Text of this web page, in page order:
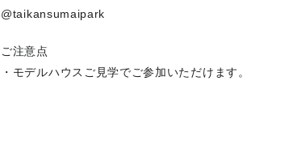
@taikansumaipark
ご注意点
・モデルハウスご見学でご参加いただけます。